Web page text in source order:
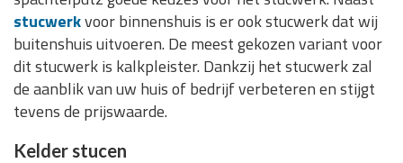
stucwerkvoor binnenshuis is er ook stucwerk dat wij
buitenshuis uitvoeren. De meest gekozen variant voor
dit stucwerk is kalkpleister. Dankzij het stucwerk zal
de aanblik van uw huis of bedrijf verbeteren en stijgt
tevens de prijswaarde.
Kelder stucen